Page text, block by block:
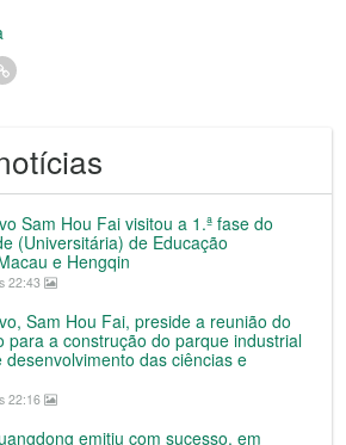
Sam Hou Fai visitou a 1.ª fase do
(Universitária) de Educação
e Hengqin
22:43
Sam Hou Fai, preside a reunião do
para a construção do parque industrial
das ciências e
22:16
emitiu com sucesso, em